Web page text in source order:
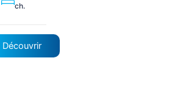
ch.
Découvrir